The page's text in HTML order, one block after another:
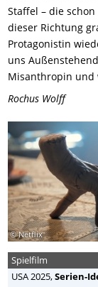
Staffel – die
dieser Richtung
Protagonistin
uns
Misanthropin und
Rochus Wolff
© Netflix
Spielfilm
USA2025,Serien-